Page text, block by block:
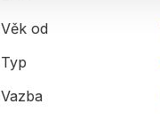
Věk od
Typ
Vazba